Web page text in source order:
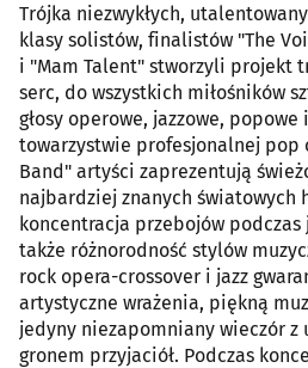
Trójka niezwykłych,
klasy solistów, finalistów "The
i "Mam Talent" stworzyli projekt
serc, do wszystkich miłośników
głosy operowe, jazzowe,
towarzystwie profesjonalnej pop
Band" artyści zaprezentują
najbardziej znanych światowych
koncentracja przebojów
także różnorodność stylów
rock opera-crossover i jazz
artystyczne wrażenia, piękną
jedyny niezapomniany wieczór z
gronem przyjaciół. Podczas